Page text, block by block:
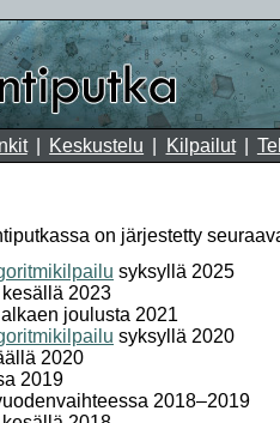
Keskustelu Kilpailut
on järjestetty
syksyllä 2025
kesällä 2023
alkaen joulusta 2021
syksyllä 2020
2020
2019
2018–2019